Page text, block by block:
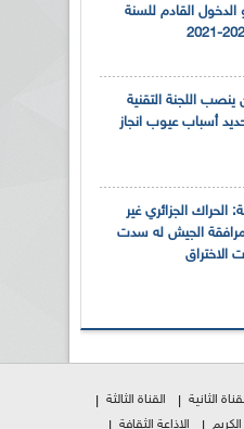
الدخول القادم للسنة
ينصب اللجنة التقنية
أسباب عيوب انجاز
الحراك الجزائري غير
الجيش له سدت
الاختراق
الثانية
القناة الثالثة
الإذاعة الثقافة